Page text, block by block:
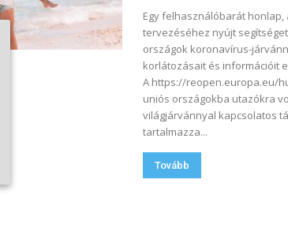
Egy felhasználóbarát honlap,
tervezéséhez nyújt
országok koronavírus-
korlátozásait és információit
A https://reopen.europa.eu/
uniós országokba utazókra
világjárvánnyal kapcsolatos
tartalmazza...
Tovább